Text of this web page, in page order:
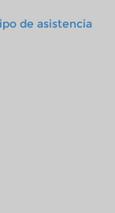
de asistencia